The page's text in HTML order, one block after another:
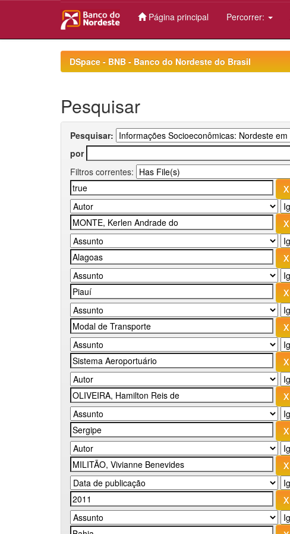
Página principal Percorrer:
DSpace - BNB - Banco do Nordeste do Brasil
Pesquisar
Pesquisar:
por
Filtros correntes: